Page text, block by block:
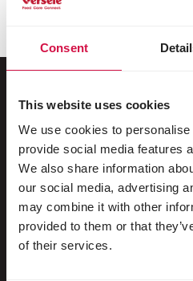
Consent
This website uses cookies
We use cookies to
provide social media features
We also share information
our social media, advertising
may combine it with other
provided to them or that
of their services.
Pentru
Păsări de colivie și
Păsări sălbatice
Păsări limicole și